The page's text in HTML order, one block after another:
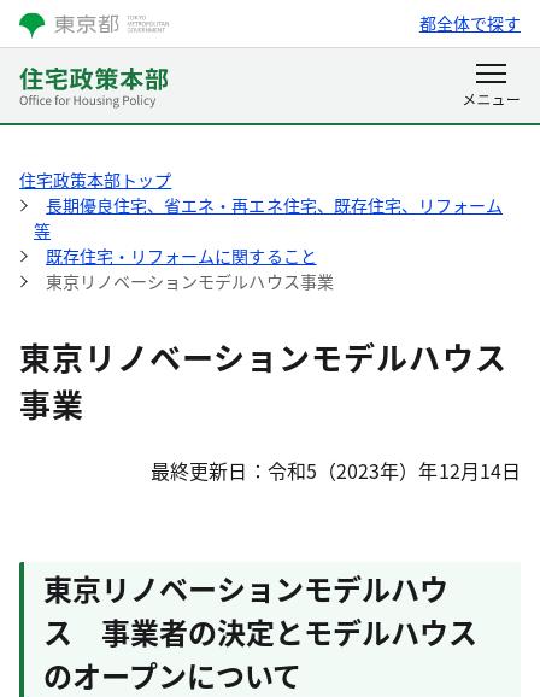
都全体で探す
住宅政策本部トップ
長期優良住宅、省エネ・再エネ住宅、既存住宅、リフォーム
等
既存住宅・リフォームに関すること
東京リノベーションモデルハウス事業
東京リノベーションモデルハウス
事業
最終更新日：令和5（2023年）年12月14日
東京リノベーションモデルハウ
ス 事業者の決定とモデルハウス
のオープンについて